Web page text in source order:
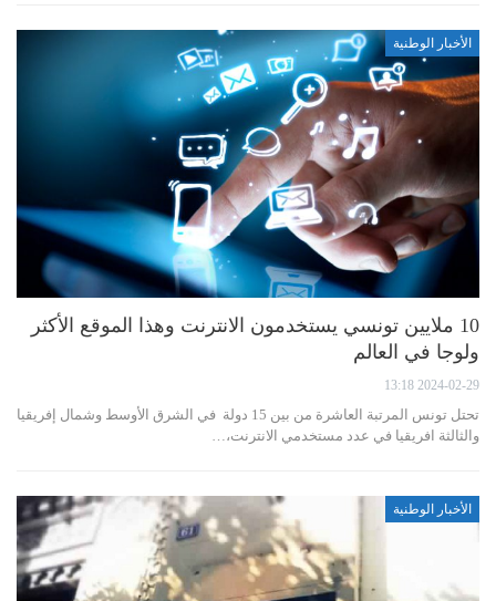
الأخبار الوطنية
10 ملايين تونسي يستخدمون الانترنت وهذا الموقع الأكثر
ولوجا في العالم
2024-02-29 13:18
تحتل تونس المرتبة العاشرة من بين 15 دولة في الشرق الأوسط وشمال إفريقيا
والثالثة افريقيا في عدد مستخدمي الانترنت،…
الأخبار الوطنية